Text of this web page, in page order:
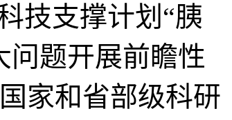
技支撑计划“胰
问题开展前瞻性
家和省部级科研